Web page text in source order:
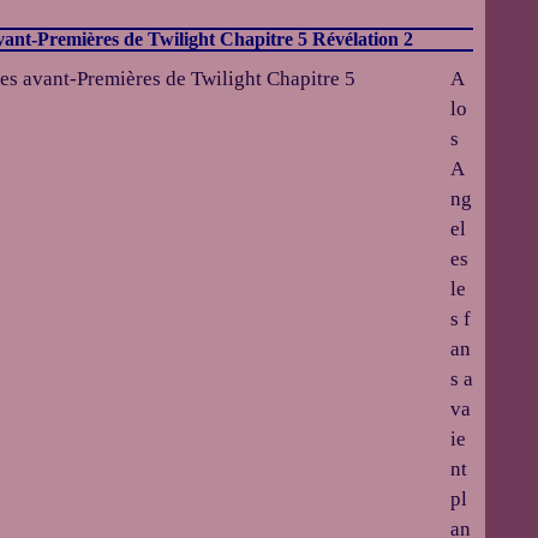
Premières de Twilight Chapitre 5 Révélation 2
A
lo
s
A
ng
el
es
le
s f
an
s a
va
ie
nt
pl
an